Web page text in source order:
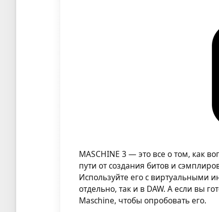
MASCHINE 3 — это все о том, как
пути от создания битов и
Используйте его с виртуальными
отдельно, так и в DAW. А если вы
Maschine, чтобы опробовать его.